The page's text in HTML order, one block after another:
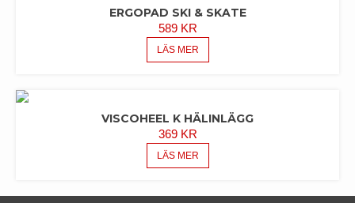
ERGOPAD SKI & SKATE
589 KR
LÄS MER
VISCOHEEL K HÄLINLÄGG
369 KR
LÄS MER